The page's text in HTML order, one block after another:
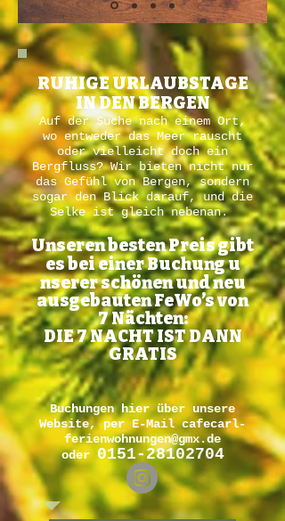
RUHIGE URLAUBSTAGE
IN DEN BERGEN
Auf der Suche nach einem Ort,
wo entweder das Meer rauscht
oder vielleicht doch ein
Bergfluss? Wir bieten nicht nur
das Gefühl von Bergen, sondern
sogar den Blick darauf, und die
Selke ist gleich nebenan.
Unseren besten Preis gibt
es bei einer Buchung u
nserer schönen und neu
ausgebauten FeWo’s von
7 Nächten:
DIE 7 NACHT IST DANN
GRATIS
Buchungen hier über unsere
Website, per E-Mailcafecarl-
ferienwohnungen@gmx.de
oder 0151-28102704